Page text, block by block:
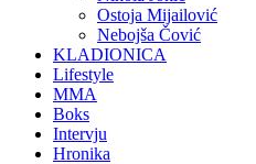
Ostoja Mijailović
Nebojša Čović
KLADIONICA
Lifestyle
MMA
Boks
Intervju
Hronika